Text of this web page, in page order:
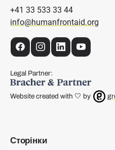
+41 33 533 33 44
info@humanfrontaid.org
FacebookInstagram
LinkedInYouTube
Legal Partner:
Website created with 🤍 by
Сторінки